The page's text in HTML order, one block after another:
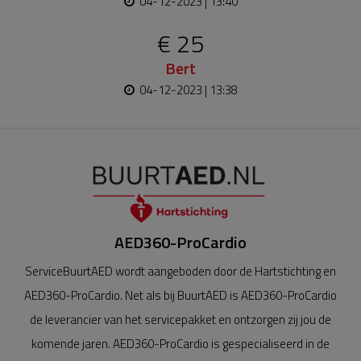
€ 25
Bert
04-12-2023 | 13:38
AED360-ProCardio
ServiceBuurtAED wordt aangeboden door de Hartstichting en
AED360-ProCardio. Net als bij BuurtAED is AED360-ProCardio
de leverancier van het servicepakket en ontzorgen zij jou de
komende jaren. AED360-ProCardio is gespecialiseerd in de